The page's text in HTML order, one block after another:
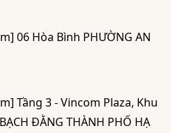
06 Hòa Bình PHƯỜNG AN
Tầng 3 - Vincom Plaza, Khu
ĐẰNG THÀNH PHỐ HẠ